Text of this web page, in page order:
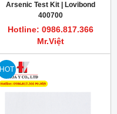
Arsenic Test Kit | Lovibond
400700
Hotline: 0986.817.366
Mr.Việt
HOT